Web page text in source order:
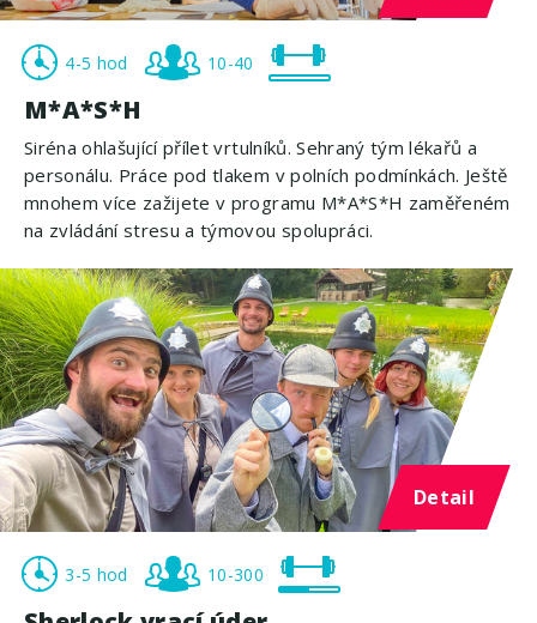
4-5 hod 10-40
M*A*S*H
Siréna ohlašující přílet vrtulníků. Sehraný tým lékařů a
personálu. Práce pod tlakem v polních podmínkách. Ještě
mnohem více zažijete v programu M*A*S*H zaměřeném
na zvládání stresu a týmovou spolupráci.
Detail
3-5 hod 10-300